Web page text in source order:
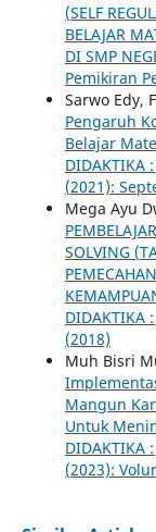
(SELF
BELAJAR
DI SMP
Pemikiran
Sarwo Edy,
Pengaruh
Belajar
DIDAKTIKA
(2021):
Mega Ayu
SOLVING
DIDAKTIKA
(2018)
Muh Bisri
Mangun
Untuk
DIDAKTIKA
(2023):